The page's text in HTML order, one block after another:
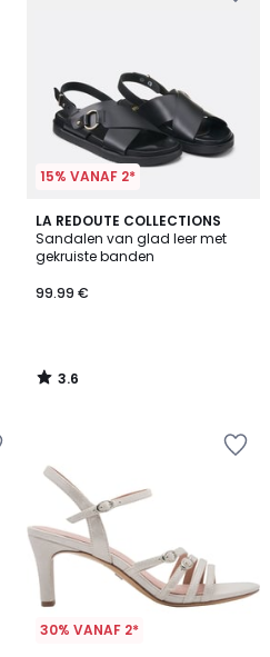
15% VANAF 2*
LA REDOUTE COLLECTIONS
Sandalen van glad leer met
gekruiste banden
99.99 €
3.6
/ 5
3.6
/
30% VANAF 2*